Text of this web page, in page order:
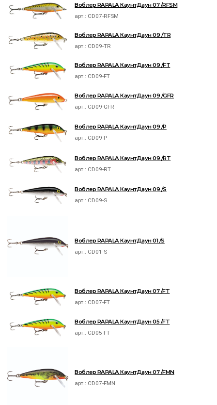
Воблер RAPALA КаунтДаун 07 /RFSM
арт.: CD07-RFSM
Воблер RAPALA КаунтДаун 09 /TR
арт.: CD09-TR
Воблер RAPALA КаунтДаун 09 /FT
арт.: CD09-FT
Воблер RAPALA КаунтДаун 09 /GFR
арт.: CD09-GFR
Воблер RAPALA КаунтДаун 09 /P
арт.: CD09-P
Воблер RAPALA КаунтДаун 09 /RT
арт.: CD09-RT
Воблер RAPALA КаунтДаун 09 /S
арт.: CD09-S
Воблер RAPALA КаунтДаун 01 /S
арт.: CD01-S
Воблер RAPALA КаунтДаун 07 /FT
арт.: CD07-FT
Воблер RAPALA КаунтДаун 05 /FT
арт.: CD05-FT
Воблер RAPALA КаунтДаун 07 /FMN
арт.: CD07-FMN